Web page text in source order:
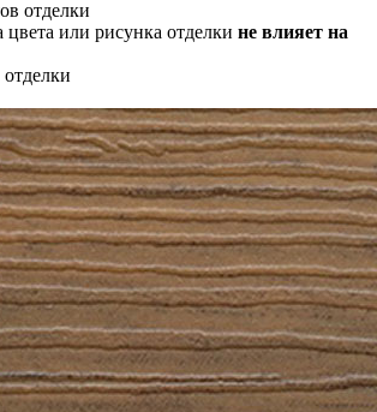
отделки
цвета или рисунка отделки не влияет на